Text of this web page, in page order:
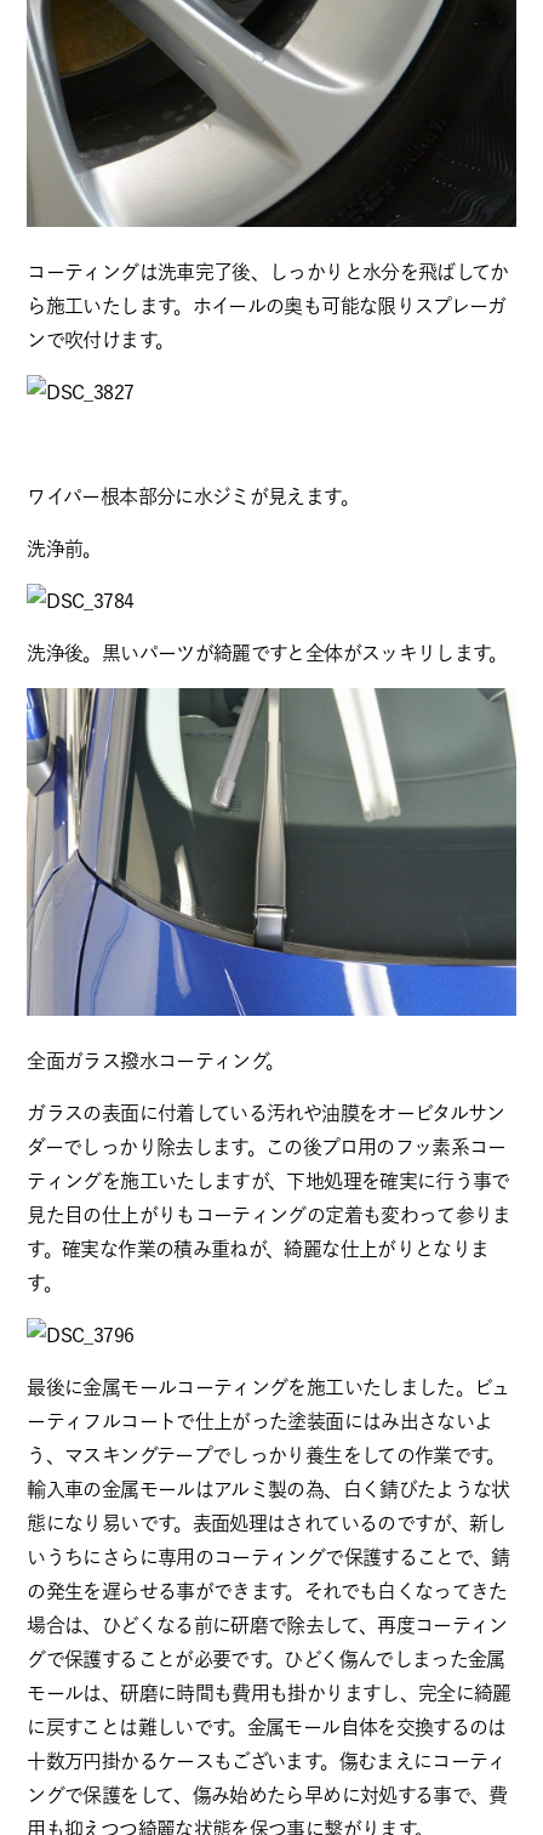
コーティングは洗車完了後、しっかりと水分を飛ばしてか
ら施工いたします。ホイールの奥も可能な限りスプレーガ
ンで吹付けます。
ワイパー根本部分に水ジミが見えます。
洗浄前。
洗浄後。黒いパーツが綺麗ですと全体がスッキリします。
全面ガラス撥水コーティング。
ガラスの表面に付着している汚れや油膜をオービタルサン
ダーでしっかり除去します。この後プロ用のフッ素系コー
ティングを施工いたしますが、下地処理を確実に行う事で
見た目の仕上がりもコーティングの定着も変わって参りま
す。確実な作業の積み重ねが、綺麗な仕上がりとなりま
す。
最後に金属モールコーティングを施工いたしました。ビュ
ーティフルコートで仕上がった塗装面にはみ出さないよ
う、マスキングテープでしっかり養生をしての作業です。
輸入車の金属モールはアルミ製の為、白く錆びたような状
態になり易いです。表面処理はされているのですが、新し
いうちにさらに専用のコーティングで保護することで、錆
の発生を遅らせる事ができます。それでも白くなってきた
場合は、ひどくなる前に研磨で除去して、再度コーティン
グで保護することが必要です。ひどく傷んでしまった金属
モールは、研磨に時間も費用も掛かりますし、完全に綺麗
に戻すことは難しいです。金属モール自体を交換するのは
十数万円掛かるケースもございます。傷むまえにコーティ
ングで保護をして、傷み始めたら早めに対処する事で、費
用も抑えつつ綺麗な状態を保つ事に繋がります。